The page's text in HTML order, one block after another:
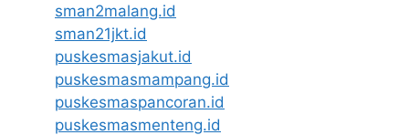
sman2malang.id
sman21jkt.id
puskesmasjakut.id
puskesmasmampang.id
puskesmaspancoran.id
puskesmasmenteng.id